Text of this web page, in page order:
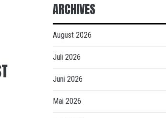
ARCHIVES
August 2026
Juli 2026
Juni 2026
Mai 2026